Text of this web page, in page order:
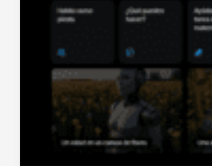
Formato